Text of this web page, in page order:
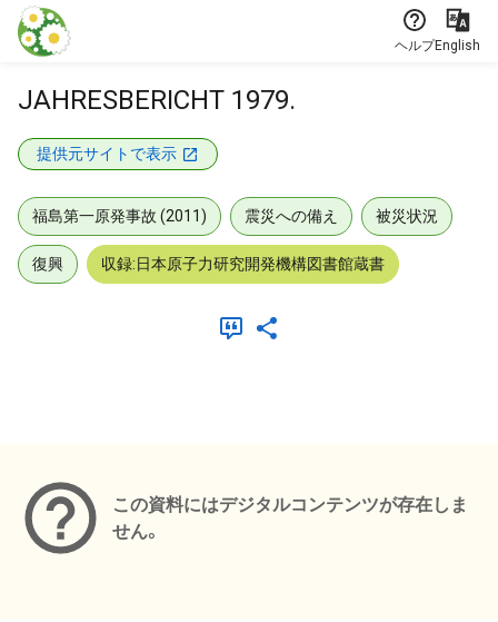
本文に飛ぶ
ヘルプEnglish
JAHRESBERICHT 1979.
提供元サイトで表示
福島第一原発事故 (2011) 震災への備え 被災状況
復興 収録:日本原子力研究開発機構図書館蔵書
この資料にはデジタルコンテンツが存在しま
せん。